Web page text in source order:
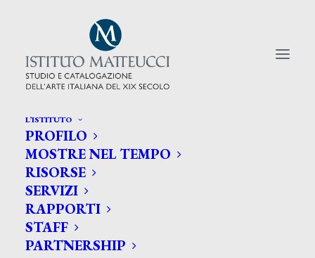
L’ISTITUTO
PROFILO
MOSTRE NEL TEMPO
RISORSE
SERVIZI
RAPPORTI
STAFF
PARTNERSHIP
CERCA TRA GLI ARTISTI:
Search
for: